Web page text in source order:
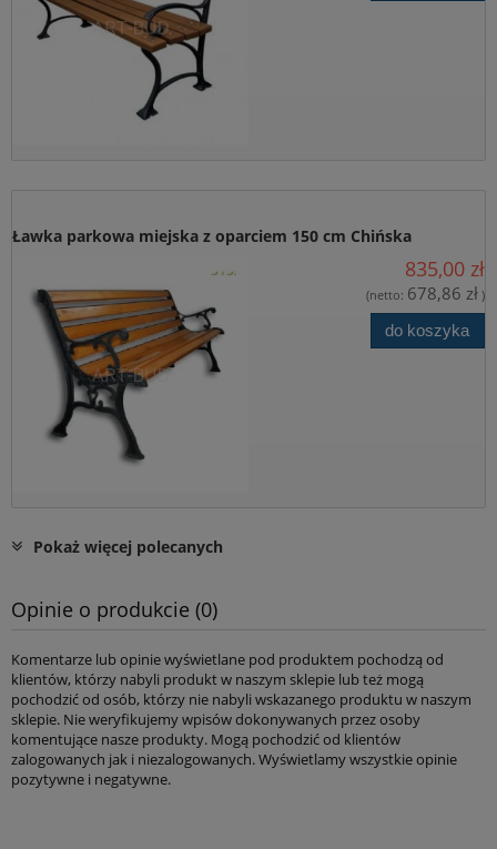
Ławka parkowa miejska z oparciem 150 cm Chińska
835,00 zł
(netto: 678,86 zł )
do koszyka
Pokaż więcej polecanych
Opinie o produkcie (0)
Komentarze lub opinie wyświetlane pod produktem pochodzą od
klientów, którzy nabyli produkt w naszym sklepie lub też mogą
pochodzić od osób, którzy nie nabyli wskazanego produktu w naszym
sklepie. Nie weryfikujemy wpisów dokonywanych przez osoby
komentujące nasze produkty. Mogą pochodzić od klientów
zalogowanych jak i niezalogowanych. Wyświetlamy wszystkie opinie
pozytywne i negatywne.